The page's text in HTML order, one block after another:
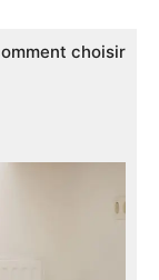
choisir